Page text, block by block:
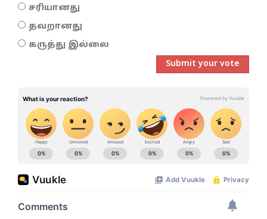
சரியானது
தவறானது
கருத்து இல்லை
Submit your vote